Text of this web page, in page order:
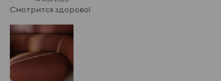
Смотрится здорово!